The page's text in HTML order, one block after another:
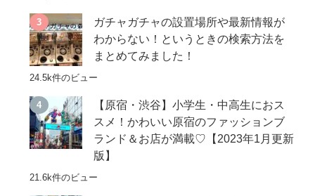
ガチャガチャの設置場所や最新情報が
わからない！というときの検索方法を
まとめてみました！
24.5k件のビュー
【原宿・渋谷】小学生・中高生におス
スメ！かわいい原宿のファッションブ
ランド＆お店が満載♡【2023年1月更新
版】
21.6k件のビュー